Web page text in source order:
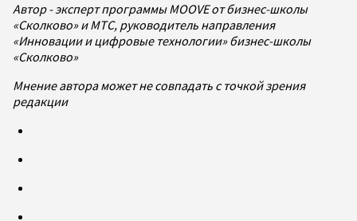
Автор - эксперт программы MOOVE от бизнес-школы
«Сколково» и МТС, руководитель направления
«Инновации и цифровые технологии» бизнес-школы
«Сколково»
Мнение автора может не совпадать с точкой зрения
редакции